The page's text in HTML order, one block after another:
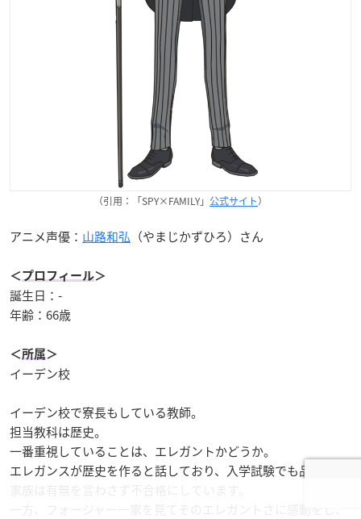
（引用：「SPY×FAMILY」 公式サイト）
アニメ声優： 山路和弘 （やまじかずひろ）さん
＜ プロフィール＞
誕生日：-
年齢：66歳
＜所属＞
イーデン校
イーデン校で寮長もしている教師。
担当教科は歴史。
一番重視していることは、エレガントかどうか。
エレガンスが歴史を作ると話しており、入学試験でも品の無い